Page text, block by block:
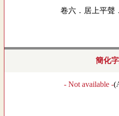
卷六．居上平聲
簡化
- Not available -(